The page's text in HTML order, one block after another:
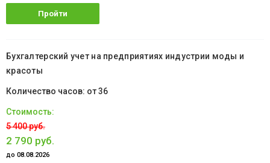
Пройти
Бухгалтерский учет на предприятиях индустрии моды и
красоты
от 36
5 400 руб.
2 790 руб.
до 08.08.2026